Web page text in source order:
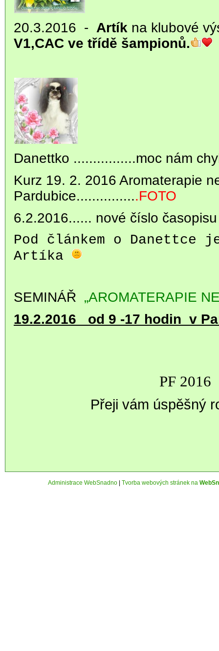
20.3.2016 - Artík na klubové
V1,CAC ve třídě šampionů.
Danettko ................moc nám
Kurz 19. 2. 2016 Aromaterapie
Pardubice................FOTO
6.2.2016...... nové číslo časopisu
Pod článkem o Danettce
Artíka
SEMINÁŘ „AROMATERAPIE
19.2.2016 od 9 -17 hodin v
PF 2016
Přeji vám úspěšný
Administrace WebSnadno| Tvorba webových stránek na